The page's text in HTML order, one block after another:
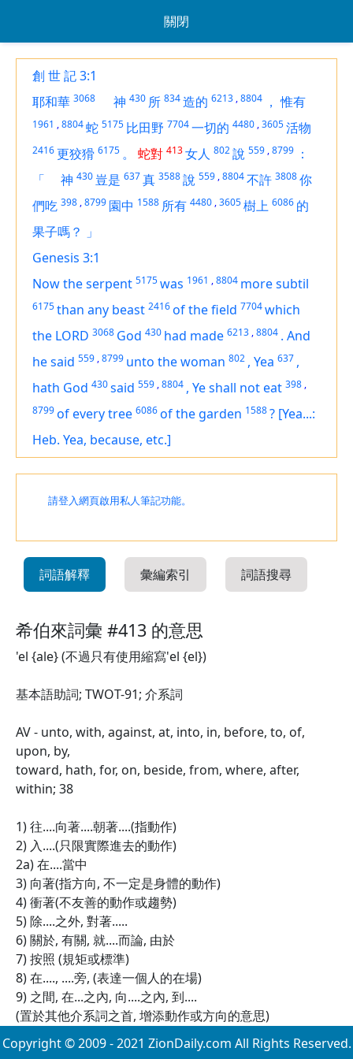
關閉
創 世 記 3:1
耶和華 3068 神 430 所 834造的 6213 ,8804 ， 惟有
1961 ,8804蛇 5175 比田野 7704一切的 4480 ,3605活物
2416更狡猾 6175 。 蛇對 413女人 802說 559 ,8799 ：
「
神 430 豈是 637真 3588說 559 ,8804不許 3808你
們吃 398 ,8799 園中 1588 所有 4480 ,3605樹上 6086 的
果子嗎？ 」
Genesis 3:1
Now the serpent 5175was 1961 ,8804 more subtil
6175than any beast 2416of the field 7704which
the LORD 3068 God 430 had made 6213 ,8804 . And
he said 559 ,8799 unto the woman 802 , Yea 637 ,
hath God 430said 559 ,8804 , Ye shall not eat 398 ,
8799of every tree 6086of the garden 1588? [Yea...:
Heb. Yea, because, etc.]
請登入網頁啟用私人筆記功能。
詞語解釋 彙編索引 詞語搜尋
希伯來詞彙 #413 的意思
'el {ale} (不過只有使用縮寫'el {el})
基本語助詞; TWOT-91; 介系詞
AV - unto, with, against, at, into, in, before, to, of,
upon, by,
toward, hath, for, on, beside, from, where, after,
within; 38
1) 往....向著....朝著....(指動作)
2) 入....(只限實際進去的動作)
2a) 在....當中
3) 向著(指方向, 不一定是身體的動作)
4) 衝著(不友善的動作或趨勢)
5) 除....之外, 對著.....
6) 關於, 有關, 就....而論, 由於
7) 按照 (規矩或標準)
8) 在...., ....旁, (表達一個人的在場)
9) 之間, 在...之內, 向....之內, 到....
(置於其他介系詞之首, 增添動作或方向的意思)
Copyright © 2009 - 2021 ZionDaily.com All Rights Reserved.